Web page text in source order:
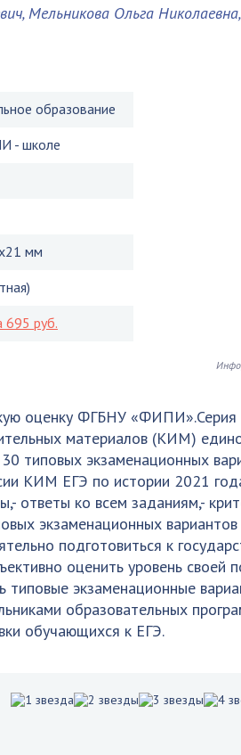
Мельникова Ольга
образование
- школе
мм
695 руб.
оценку ФГБНУ «ФИПИ».Серия
материалов (КИМ)
типовых экзаменационных
КИМ ЕГЭ по истории 2021
ответы ко всем заданиям,-
экзаменационных
подготовиться к
оценить уровень своей
типовые экзаменационные
образовательных
обучающихся к ЕГЭ.